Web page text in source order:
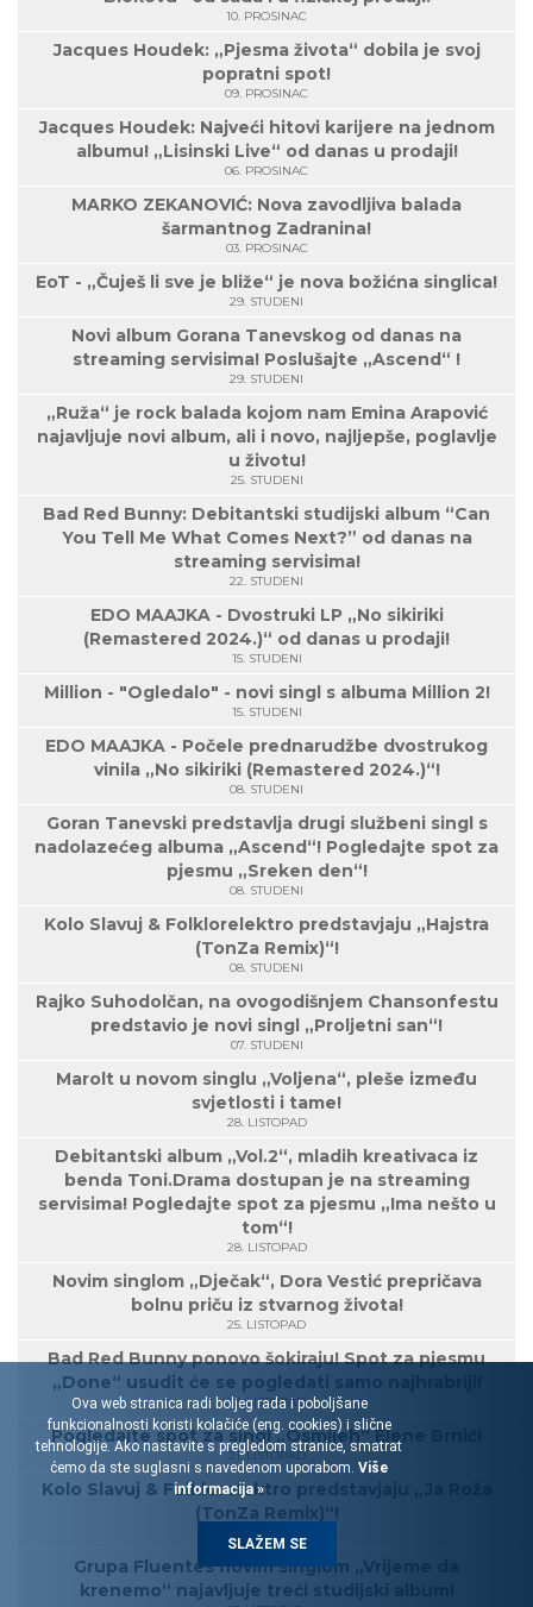
10. PROSINAC
Jacques Houdek: „Pjesma života“ dobila je svoj
popratni spot!
09. PROSINAC
Jacques Houdek: Najveći hitovi karijere na jednom
albumu! „Lisinski Live“ od danas u prodaji!
06. PROSINAC
MARKO ZEKANOVIĆ: Nova zavodljiva balada
šarmantnog Zadranina!
03. PROSINAC
EoT - „Čuješ li sve je bliže“ je nova božićna singlica!
29. STUDENI
Novi album Gorana Tanevskog od danas na
streaming servisima! Poslušajte „Ascend“ !
29. STUDENI
„Ruža“ je rock balada kojom nam Emina Arapović
najavljuje novi album, ali i novo, najljepše, poglavlje
u životu!
25. STUDENI
Bad Red Bunny: Debitantski studijski album “Can
You Tell Me What Comes Next?” od danas na
streaming servisima!
22. STUDENI
EDO MAAJKA - Dvostruki LP „No sikiriki
(Remastered 2024.)“ od danas u prodaji!
15. STUDENI
Million - "Ogledalo" - novi singl s albuma Million 2!
15. STUDENI
EDO MAAJKA - Počele prednarudžbe dvostrukog
vinila „No sikiriki (Remastered 2024.)“!
08. STUDENI
Goran Tanevski predstavlja drugi službeni singl s
nadolazećeg albuma „Ascend“! Pogledajte spot za
pjesmu „Sreken den“!
08. STUDENI
Kolo Slavuj & Folklorelektro predstavjaju „Hajstra
(TonZa Remix)“!
08. STUDENI
Rajko Suhodolčan, na ovogodišnjem Chansonfestu
predstavio je novi singl „Proljetni san“!
07. STUDENI
Marolt u novom singlu „Voljena“, pleše između
svjetlosti i tame!
28. LISTOPAD
Debitantski album „Vol.2“, mladih kreativaca iz
benda Toni.Drama dostupan je na streaming
servisima! Pogledajte spot za pjesmu „Ima nešto u
tom“!
28. LISTOPAD
Novim singlom „Dječak“, Dora Vestić prepričava
bolnu priču iz stvarnog života!
25. LISTOPAD
Bad Red Bunny ponovo šokiraju! Spot za pjesmu
„Done“ usudit će se pogledati samo najhrabriji!
23. LISTOPAD
Pogledajte spot za singl „Osmijeh“ Elene Brnić!
21. LISTOPAD
Kolo Slavuj & Folklorelektro predstavjaju „Ja Roža
(TonZa Remix)“!
18. LISTOPAD
Grupa Fluentes novim singlom „Vrijeme da
krenemo“ najavljuje treći studijski album!
Ova web stranica radi boljeg rada i poboljšane
funkcionalnosti koristi kolačiće (eng. cookies) i slične
tehnologije. Ako nastavite s pregledom stranice, smatrat
ćemo da ste suglasni s navedenom uporabom. Više
informacija »
SLAŽEM SE